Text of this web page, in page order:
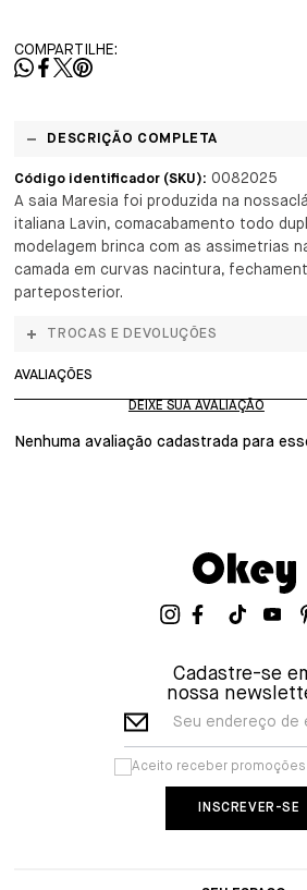
COMPARTILHE:
DESCRIÇÃO COMPLETA
Código identificador (SKU): 0082025
A saia Maresia foi produzida na
italiana Lavin, comacabamento todo
modelagem brinca com as assimetrias
camada em curvas nacintura,
parteposterior.
TROCAS E DEVOLUÇÕES
AVALIAÇÕES
Nenhuma avaliação cadastrada para
Cadastre-se
nossa
Seu endereço de
Aceito receber promoções